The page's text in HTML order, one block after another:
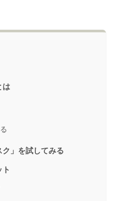
は
」を試してみる